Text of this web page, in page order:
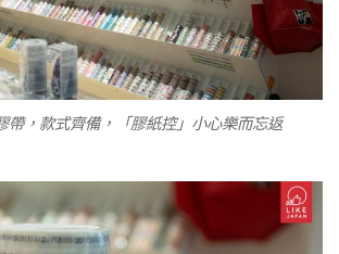
帶，款式齊備，「膠紙控」小心樂而忘返